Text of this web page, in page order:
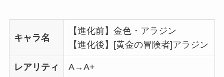
キャラ名
【進化前】金色・アラジン
【進化後】[黄金の冒険者]アラジン
レアリティ A→A+